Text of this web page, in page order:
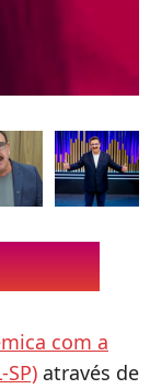
com a
através de